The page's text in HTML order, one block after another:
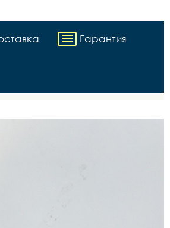
Гарантия